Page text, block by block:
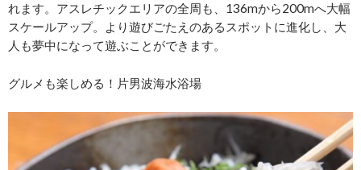
れます。アスレチックエリアの全周も、136mから200mへ大幅
スケールアップ。より遊びごたえのあるスポットに進化し、大
人も夢中になって遊ぶことができます。
グルメも楽しめる！片男波海水浴場